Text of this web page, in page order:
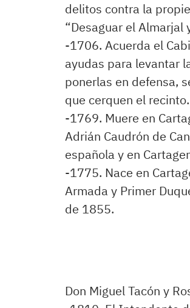
delitos contra la
“Desaguar el
-1706. Acuerda el
ayudas para levantar
ponerlas en defensa,
que cerquen el recinto.
-1769. Muere en
Adrián Caudrón de
española y en
-1775. Nace en
Armada y Primer
de 1855.
Don Miguel Tacón y